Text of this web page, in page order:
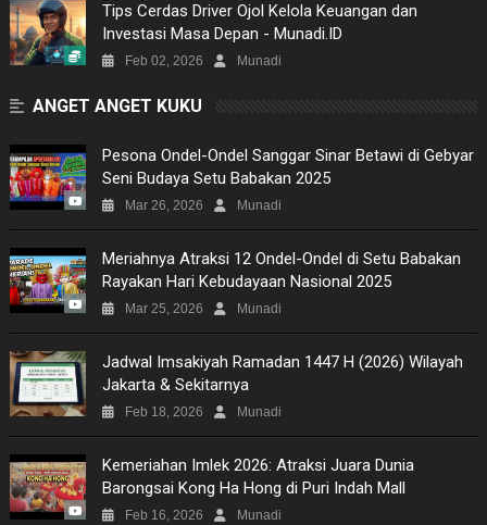
Tips Cerdas Driver Ojol Kelola Keuangan dan
Investasi Masa Depan - Munadi.ID
Feb 02, 2026 Munadi
ANGET ANGET KUKU
Pesona Ondel-Ondel Sanggar Sinar Betawi di Gebyar
Seni Budaya Setu Babakan 2025
Mar 26, 2026 Munadi
Meriahnya Atraksi 12 Ondel-Ondel di Setu Babakan
Rayakan Hari Kebudayaan Nasional 2025
Mar 25, 2026 Munadi
Jadwal Imsakiyah Ramadan 1447 H (2026) Wilayah
Jakarta & Sekitarnya
Feb 18, 2026 Munadi
Kemeriahan Imlek 2026: Atraksi Juara Dunia
Barongsai Kong Ha Hong di Puri Indah Mall
Feb 16, 2026 Munadi